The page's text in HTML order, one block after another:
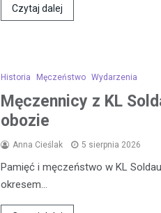
Czytaj dalej
Historia Męczeństwo Wydarzenia
Męczennicy z KL
obozie
Anna Cieślak 5 sierpnia 2026
Pamięć i męczeństwo w KL
okresem…